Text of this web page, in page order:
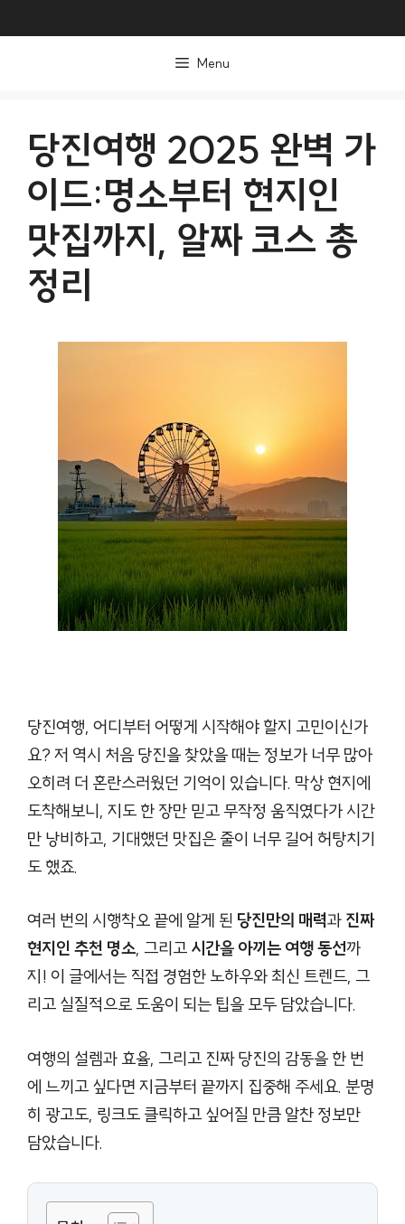
Menu
당진여행 2025 완벽 가
이드:명소부터 현지인
맛집까지, 알짜 코스 총
정리
당진여행, 어디부터 어떻게 시작해야 할지 고민이신가
요? 저 역시 처음 당진을 찾았을 때는 정보가 너무 많아
오히려 더 혼란스러웠던 기억이 있습니다. 막상 현지에
도착해보니, 지도 한 장만 믿고 무작정 움직였다가 시간
만 낭비하고, 기대했던 맛집은 줄이 너무 길어 허탕치기
도 했죠.
여러 번의 시행착오 끝에 알게 된 당진만의 매력과 진짜
현지인 추천 명소, 그리고 시간을 아끼는 여행 동선까
지! 이 글에서는 직접 경험한 노하우와 최신 트렌드, 그
리고 실질적으로 도움이 되는 팁을 모두 담았습니다.
여행의 설렘과 효율, 그리고 진짜 당진의 감동을 한 번
에 느끼고 싶다면 지금부터 끝까지 집중해 주세요. 분명
히 광고도, 링크도 클릭하고 싶어질 만큼 알찬 정보만
담았습니다.